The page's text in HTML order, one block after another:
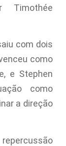
Timothée
com dois
como
e Stephen
como
a direção